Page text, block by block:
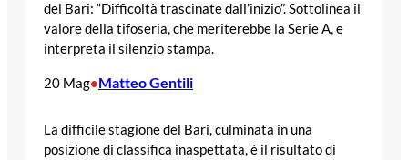
del Bari: “Difficoltà trascinate dall’inizio”. Sottolinea il
valore della tifoseria, che meriterebbe la Serie A, e
interpreta il silenzio stampa.
20 Mag•Matteo Gentili
La difficile stagione del Bari, culminata in una
posizione di classifica inaspettata, è il risultato di